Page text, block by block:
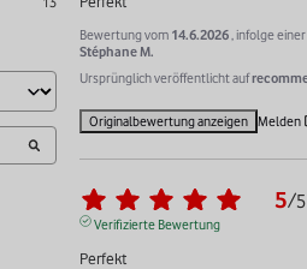
Bewertung vom 14.6.2026 , infolge
Stéphane M.
Ursprünglich veröffentlicht auf
Originalbewertung anzeigen Melden
5/5
Verifizierte Bewertung
Perfekt